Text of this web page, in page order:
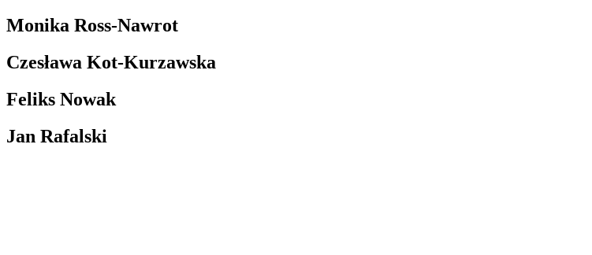
Monika Ross-Nawrot
Czesława Kot-Kurzawska
Feliks Nowak
Jan Rafalski